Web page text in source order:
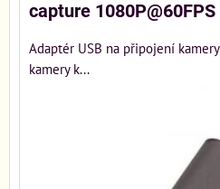
capture 1080P@60FPS
Adaptér USB na připojení
kamery k...